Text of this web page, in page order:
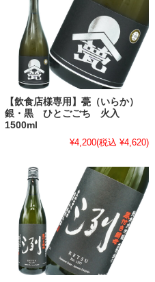
【飲食店様専用】甍（いらか）
銀・黒 ひとごごち 火入
1500ml
¥4,200(税込 ¥4,620)